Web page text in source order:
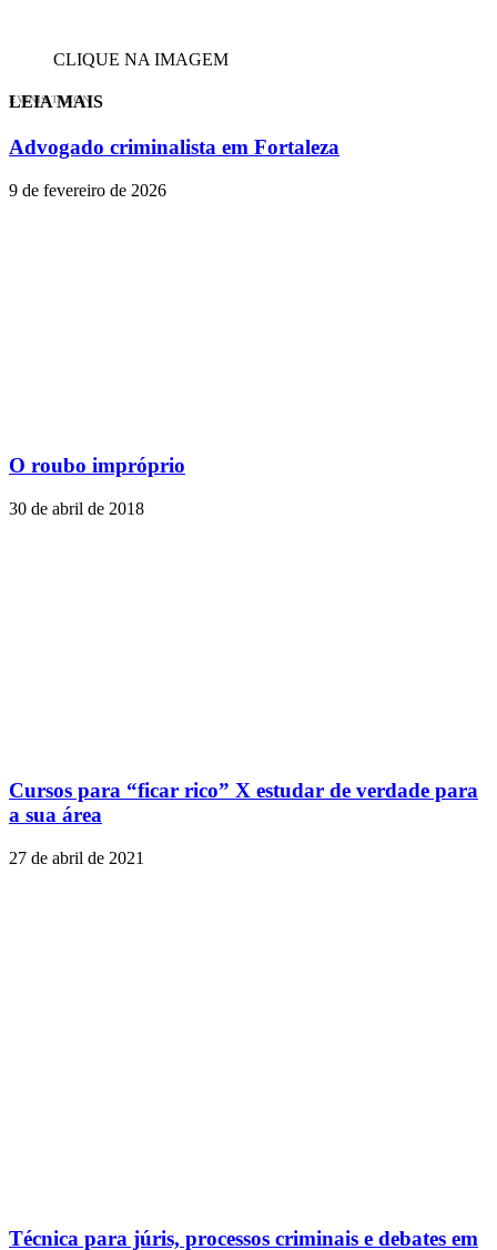
CLIQUE NA IMAGEM
EVINIS TALON
LEIA MAIS
Advogado criminalista em Fortaleza
9 de fevereiro de 2026
O roubo impróprio
30 de abril de 2018
Cursos para “ficar rico” X estudar de verdade para
a sua área
27 de abril de 2021
Técnica para júris, processos criminais e debates em